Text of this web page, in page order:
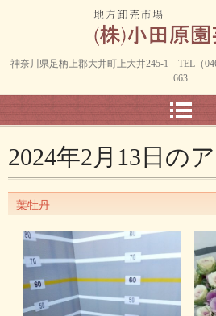
神奈川県足柄上郡大井町上大井245-1 TEL（
663
2024年2月13日 の
葉牡丹